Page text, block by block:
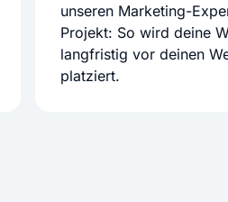
unseren Marketing-
Projekt: So wird deine
langfristig vor deinen
platziert.